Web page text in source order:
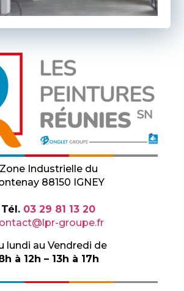
Zone Industrielle du
88150 IGNEY
Tél. 03 29 81 13 20
groupe.fr
lundi au Vendredi de
à 12h – 13h à 17h